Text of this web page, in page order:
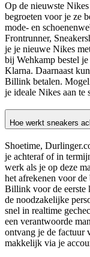
Op de nieuwste
begroeten voor je ze
mode- en
Frontrunner,
je je nieuwe Nikes
bij Wehkamp bestel
Klarna. Daarnaast
Billink betalen.
je ideale Nikes aan te
Hoe werkt sneakers
Shoetime,
je achteraf of in
werk als je op deze
het afrekenen voor
Billink voor de eerste
de noodzakelijke
snel in realtime
een verantwoorde
ontvang je de factuur
makkelijk via je